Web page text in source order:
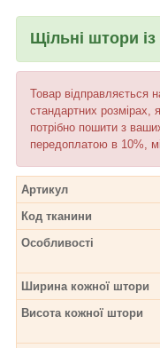
Щільні штори
Товар відправляється
стандартних розмірах,
потрібно пошити з
передоплатою в 10%,
Артикул
Код тканини
Особливості
Ширина кожної штори
Висота кожної штори